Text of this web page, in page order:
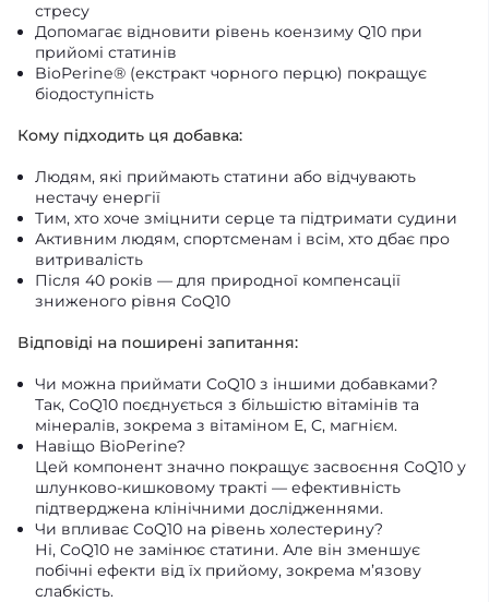
стресу
Допомагає відновити рівень коензиму Q10 при
прийомі статинів
BioPerine® (екстракт чорного перцю) покращує
біодоступність
Кому підходить ця добавка:
Людям, які приймають статини або відчувають
нестачу енергії
Тим, хто хоче зміцнити серце та підтримати судини
Активним людям, спортсменам і всім, хто дбає про
витривалість
Після 40 років — для природної компенсації
зниженого рівня CoQ10
Відповіді на поширені запитання:
Чи можна приймати CoQ10 з іншими добавками?
Так, CoQ10 поєднується з більшістю вітамінів та
мінералів, зокрема з вітаміном E, C, магнієм.
Навіщо BioPerine?
Цей компонент значно покращує засвоєння CoQ10 у
шлунково-кишковому тракті — ефективність
підтверджена клінічними дослідженнями.
Чи впливає CoQ10 на рівень холестерину?
Ні, CoQ10 не замінює статини. Але він зменшує
побічні ефекти від їх прийому, зокрема м’язову
слабкість.